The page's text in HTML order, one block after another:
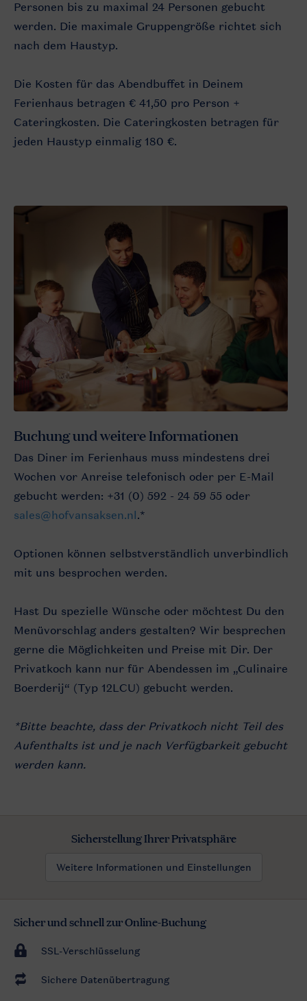
Personen bis zu maximal 24 Personen gebucht
werden. Die maximale Gruppengröße richtet sich
nach dem Haustyp.
Die Kosten für das Abendbuffet in Deinem
Ferienhaus betragen € 41,50 pro Person +
Cateringkosten. Die Cateringkosten betragen für
jeden Haustyp einmalig 180 €.
Buchung und weitere Informationen
Das Diner im Ferienhaus muss mindestens drei
Wochen vor Anreise telefonisch oder per E-Mail
gebucht werden: +31 (0) 592 - 24 59 55 oder
sales@hofvansaksen.nl.*
Optionen können selbstverständlich unverbindlich
mit uns besprochen werden.
Hast Du spezielle Wünsche oder möchtest Du den
Menüvorschlag anders gestalten? Wir besprechen
gerne die Möglichkeiten und Preise mit Dir. Der
Privatkoch kann nur für Abendessen im „Culinaire
Boerderij“ (Typ 12LCU) gebucht werden.
*Bitte beachte, dass der Privatkoch nicht Teil des
Aufenthalts ist und je nach Verfügbarkeit gebucht
werden kann.
Sicherstellung Ihrer Privatsphäre
Weitere Informationen und Einstellungen
Sicher und schnell zur Online-Buchung
SSL-Verschlüsselung
Sichere Datenübertragung